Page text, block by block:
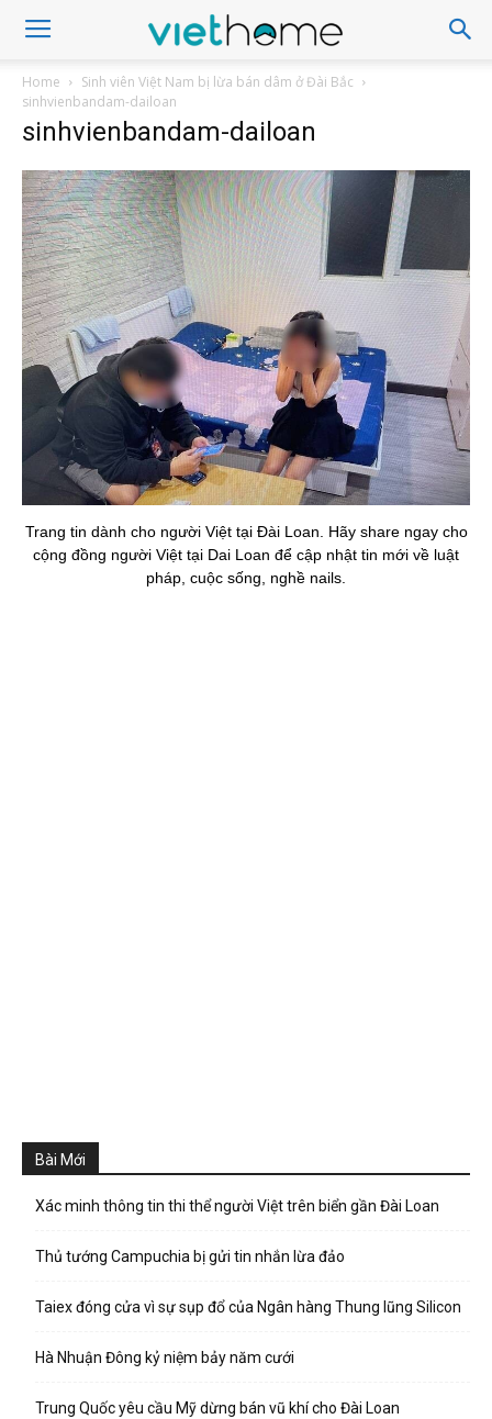
Home
Sinh viên Việt Nam bị lừa bán dâm ở Đài Bắc
sinhvienbandam-dailoan
sinhvienbandam-dailoan
Trang tin dành cho người Việt tại Đài Loan. Hãy share ngay cho
cộng đồng người Việt tại Dai Loan để cập nhật tin mới về luật
pháp, cuộc sống, nghề nails.
Bài Mới
Xác minh thông tin thi thể người Việt trên biển gần Đài Loan
Thủ tướng Campuchia bị gửi tin nhắn lừa đảo
Taiex đóng cửa vì sự sụp đổ của Ngân hàng Thung lũng Silicon
Hà Nhuận Đông kỷ niệm bảy năm cưới
Trung Quốc yêu cầu Mỹ dừng bán vũ khí cho Đài Loan